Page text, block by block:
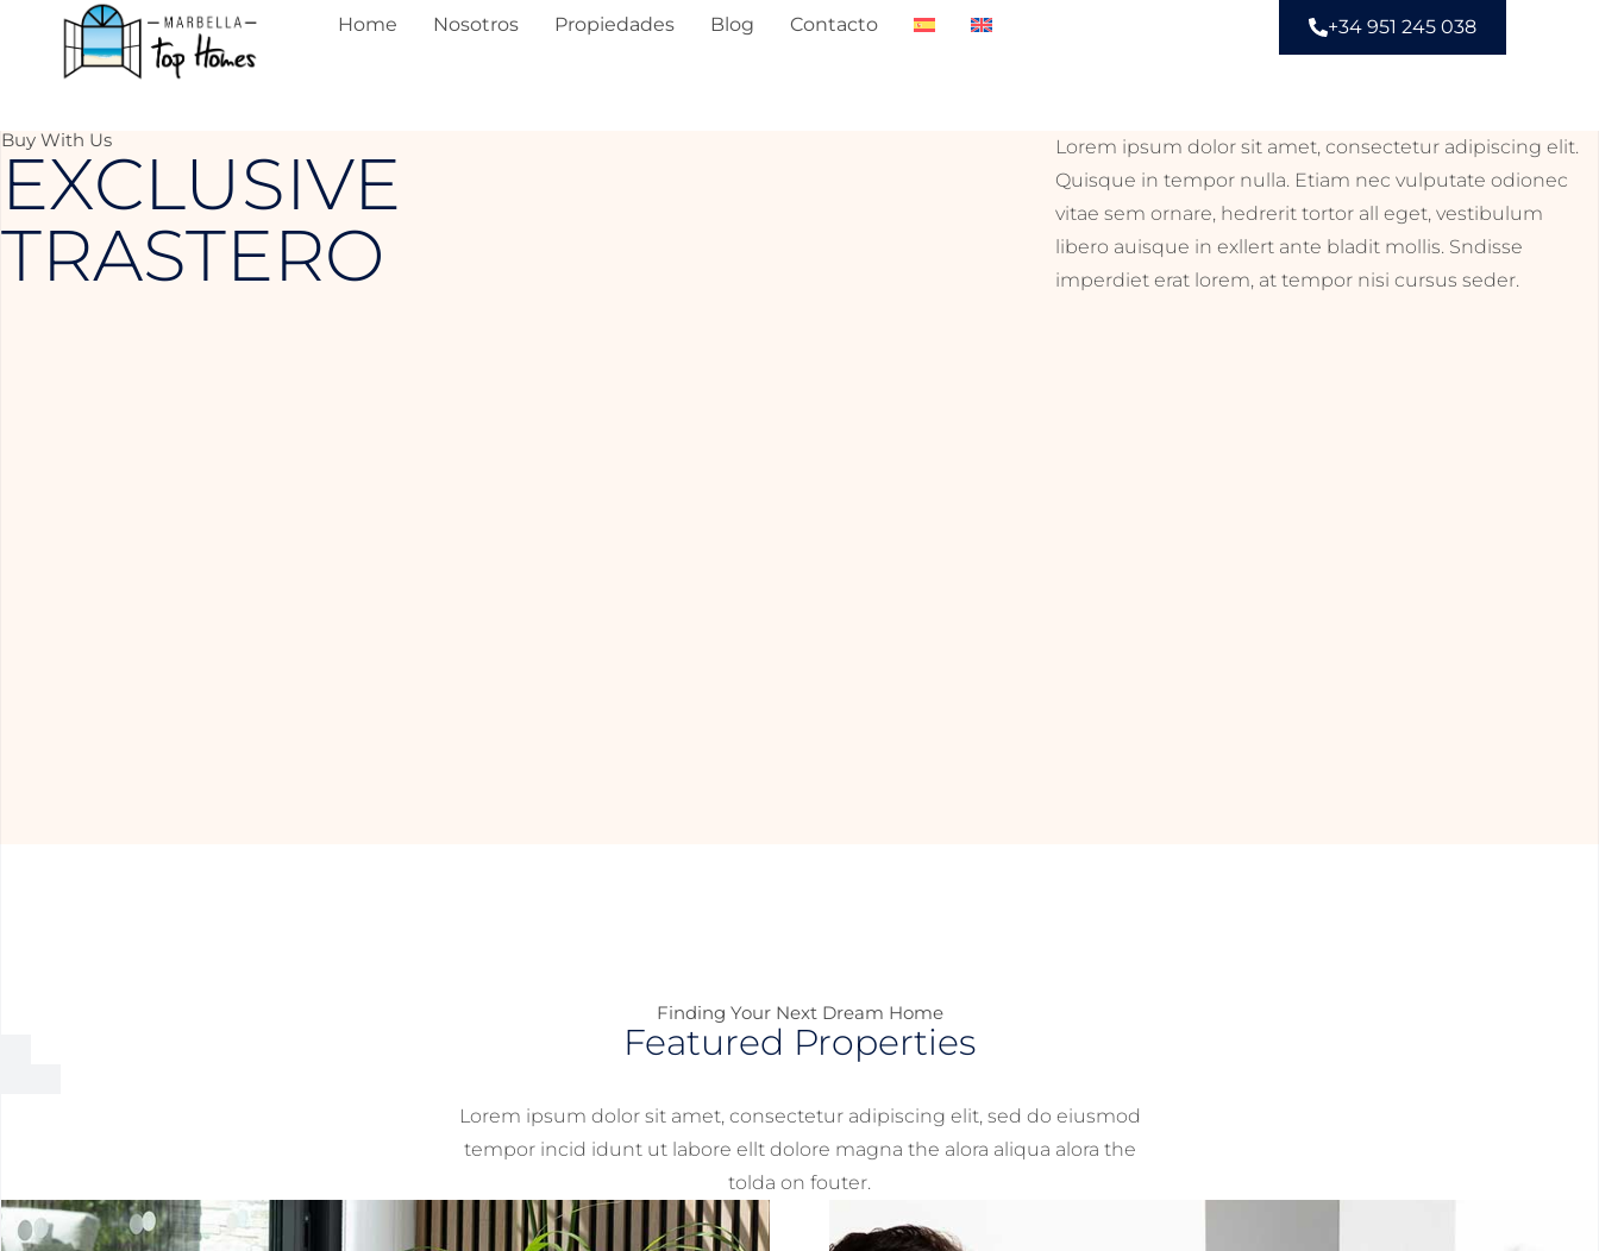
Home Nosotros Propiedades Blog Contacto +34 951 245 038
Buy With Us
EXCLUSIVE
TRASTERO
Lorem ipsum dolor sit amet, consectetur adipiscing elit.
Quisque in tempor nulla. Etiam nec vulputate odionec
vitae sem ornare, hedrerit tortor all eget, vestibulum
libero auisque in exllert ante bladit mollis. Sndisse
imperdiet erat lorem, at tempor nisi cursus seder.
Finding Your Next Dream Home
Featured Properties
Lorem ipsum dolor sit amet, consectetur adipiscing elit, sed do eiusmod
tempor incid idunt ut labore ellt dolore magna the alora aliqua alora the
tolda on fouter.